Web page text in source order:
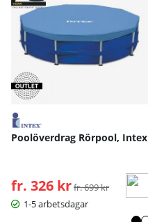
Poolöverdrag Rörpool, Intex
fr. 326 kr Ordinarie pris:
fr. 699 kr
1-5 arbetsdagar